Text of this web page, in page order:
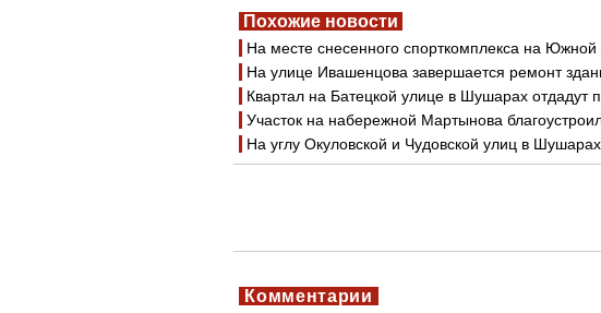
Похожие новости
На месте снесенного спорткомплекса на Южной
На улице Ивашенцова завершается ремонт
Квартал на Батецкой улице в Шушарах отдадут
Участок на набережной Мартынова
На углу Окуловской и Чудовской улиц в
Комментарии